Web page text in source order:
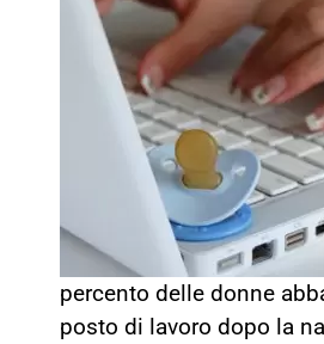
percento delle donne
posto di lavoro dopo la